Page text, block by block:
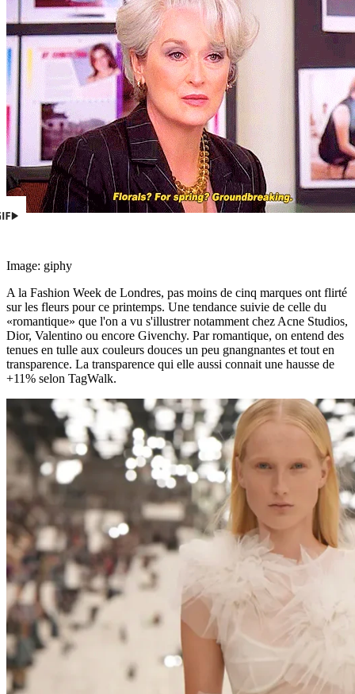
Image: giphy
A la Fashion Week de Londres, pas moins de cinq marques ont flirté
sur les fleurs pour ce printemps. Une tendance suivie de celle du
«romantique» que l'on a vu s'illustrer notamment chez Acne Studios,
Dior, Valentino ou encore Givenchy. Par romantique, on entend des
tenues en tulle aux couleurs douces un peu gnangnantes et tout en
transparence. La transparence qui elle aussi connait une hausse de
+11% selon TagWalk.